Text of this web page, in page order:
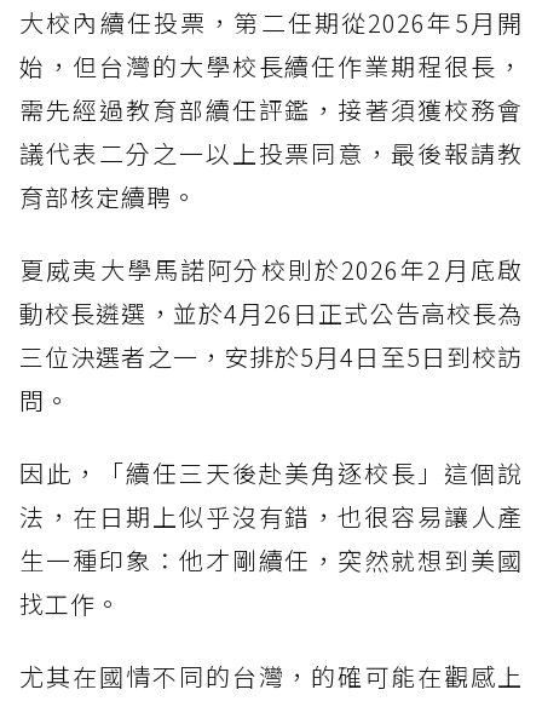
大校內續任投票，第二任期從2026年5月開
始，但台灣的大學校長續任作業期程很長，
需先經過教育部續任評鑑，接著須獲校務會
議代表二分之一以上投票同意，最後報請教
育部核定續聘。
夏威夷大學馬諾阿分校則於2026年2月底啟
動校長遴選，並於4月26日正式公告高校長為
三位決選者之一，安排於5月4日至5日到校訪
問。
因此，「續任三天後赴美角逐校長」這個說
法，在日期上似乎沒有錯，也很容易讓人產
生一種印象：他才剛續任，突然就想到美國
找工作。
尤其在國情不同的台灣，的確可能在觀感上